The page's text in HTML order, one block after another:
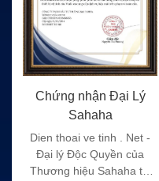
Chứng nhận Đại Lý
Sahaha
Dien thoai ve tinh . Net -
Đại lý Độc Quyền của
Thương hiệu Sahaha tại